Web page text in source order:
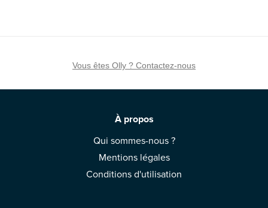
Vous êtes Olly ? Contactez-nous
À propos
Qui sommes-nous ?
Mentions légales
Conditions d'utilisation